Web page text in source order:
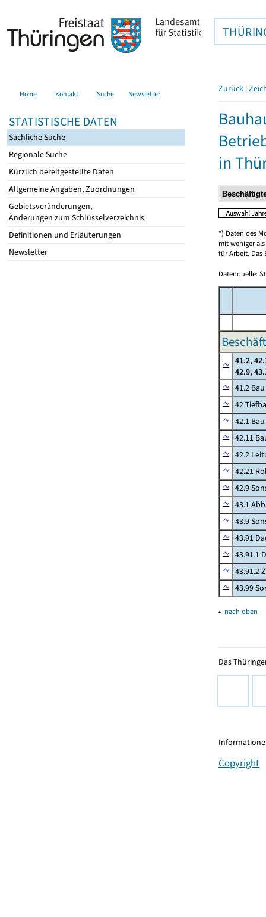
Home Kontakt Suche Newsletter
STATISTISCHE DATEN
Sachliche Suche
Regionale Suche
Kürzlich bereitgestellte Daten
Allgemeine Angaben, Zuordnungen
Gebietsveränderungen,
Änderungen zum Schlüsselverzeichnis
Definitionen und Erläuterungen
Newsletter
Zurück |
in
*) Daten des
mit weniger
für Arbeit. Das
Datenquelle:
41.2,
42.9,
41.2
42
42.1
42.11
42.2
42.21
42.9
43.1
43.9
43.91
43.91.1
43.91.2
43.99
▴ nach oben
Das
Copyright